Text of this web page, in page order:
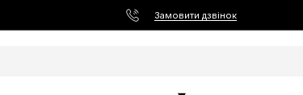
Замовити дзвінок